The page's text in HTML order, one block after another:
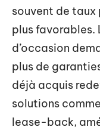
souvent de
plus favorables.
d’occasion
plus de
déjà acquis
solutions
lease-back,